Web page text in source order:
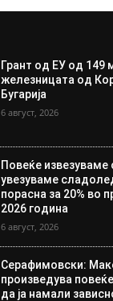
Грант од ЕУ од 149
железницата од
Бугарија
6 август, 2026
Повеќе
увезуваме
порасна за 20% во
2026 година
6 август, 2026
Серафимовски:
произведува
да ја намали